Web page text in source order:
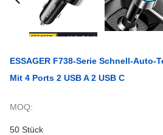
ESSAGER F738-Serie Schnell-Auto-
Mit 4 Ports 2 USB A 2 USB C
MOQ:
50 Stück